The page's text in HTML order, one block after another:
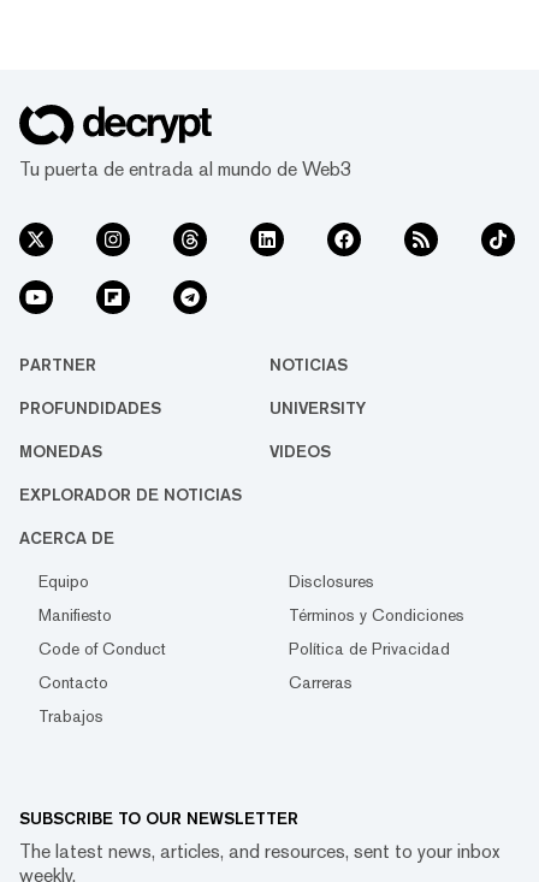
Tu puerta de entrada al mundo de Web3
PARTNER NOTICIAS
PROFUNDIDADES UNIVERSITY
MONEDAS VIDEOS
EXPLORADOR DE NOTICIAS
ACERCA DE
Equipo
Disclosures
Manifiesto
Términos y Condiciones
Code of Conduct
Política de Privacidad
Contacto
Carreras
Trabajos
SUBSCRIBE TO OUR NEWSLETTER
The latest news, articles, and resources, sent to your inbox
weekly.